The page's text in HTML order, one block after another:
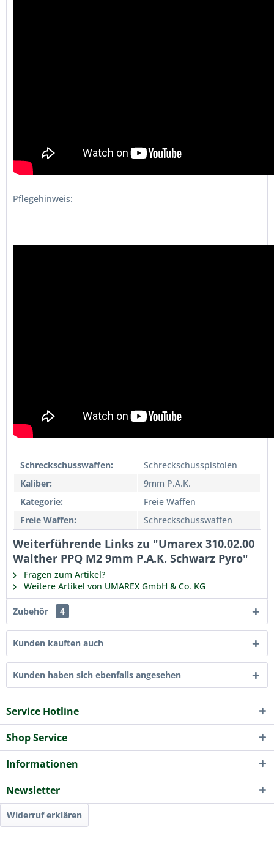
Pflegehinweis:
Schreckschusswaffen:
Schreckschusspistolen
Kaliber:
9mm P.A.K.
Kategorie:
Freie Waffen
Freie Waffen:
Schreckschusswaffen
Weiterführende Links zu "Umarex 310.02.00
Walther PPQ M2 9mm P.A.K. Schwarz Pyro"
Fragen zum Artikel?
Weitere Artikel von UMAREX GmbH & Co. KG
Zubehör 4
Kunden kauften auch
Kunden haben sich ebenfalls angesehen
Service Hotline
Shop Service
Informationen
Newsletter
Widerruf erklären